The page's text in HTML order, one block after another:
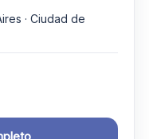
· Ciudad de